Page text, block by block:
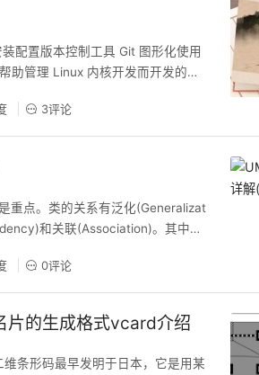
配置版本控制工具 Git 图形化使用
助管理 Linux 内核开发而开发的一
类似，在此不进行详细介绍；Win
3评论
重点。类的关系有泛化(Generalizat
和关联(Association)。其中关
基本概念 类图（Class Diagra
0评论
片的生成格式vcard介绍
条形码最早发明于日本，它是用某